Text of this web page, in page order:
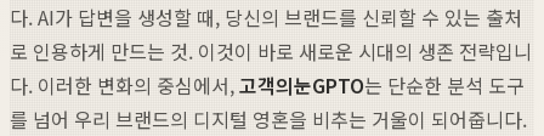
다. AI가 답변을 생성할 때, 당신의 브랜드를 신뢰할 수 있는 출처
로 인용하게 만드는 것. 이것이 바로 새로운 시대의 생존 전략입니
다. 이러한 변화의 중심에서,고객의눈GPTO는 단순한 분석 도구
를 넘어 우리 브랜드의 디지털 영혼을 비추는 거울이 되어줍니다.